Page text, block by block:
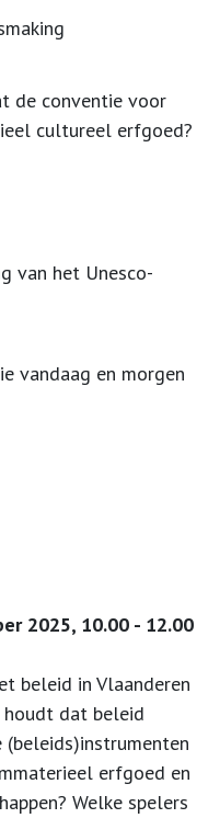
de conventie voor
cultureel erfgoed?
van het Unesco-
vandaag en morgen
2025, 10.00 - 12.00
beleid in Vlaanderen
dat beleid
(beleids)instrumenten
erfgoed en
Welke spelers